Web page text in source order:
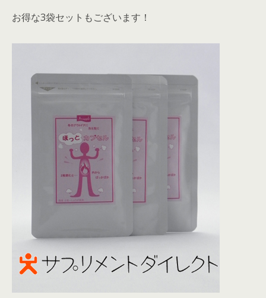
お得な3袋セットもございます！